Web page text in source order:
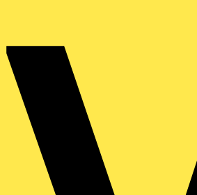
und erhalten Sie stets aktuelle